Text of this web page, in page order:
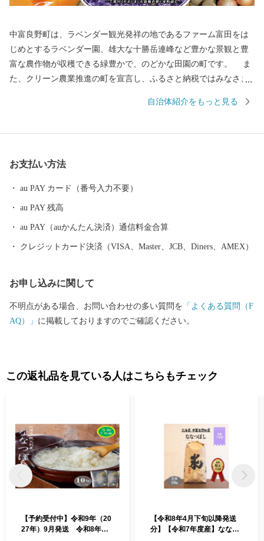
中富良野町は、ラベンダー観光発祥の地であるファーム富田をは
じめとするラベンダー園、雄大な十勝岳連峰など豊かな景観と豊
富な農作物が収穫できる緑豊かで、のどかな田園の町です。 ま
た、クリーン農業推進の町を宣言し、ふるさと納税ではみなさま
いりました。夏は寒暖差が激しく、糖度の高いメロン、湿度が低
義務教育9年間をひとまとまりとして捉え、指導の一貫性や学びの
事を始められる人を目指す『Nプロジェクト』に取り組んでいま
す。 そして、「農業と観光の推進」です。中富良野駅前に観光
拠点施設を整備し、季節型・通過型観光からの脱却、町の産業と
す。 また、自然と景観に恵まれている北星山（ほくせいやま）
展、女性の輝く社会の推進、子育て支援、子どもたちの夢をかな
自治体紹介をもっと見る
お支払い方法
au PAY カード（番号入力不要）
au PAY 残高
au PAY（auかんたん決済）通信料金合算
クレジットカード決済（VISA、Master、JCB、Diners、AMEX）
お申し込みに関して
不明点がある場合、お問い合わせの多い質問を 「よくある質問（F
AQ）」 に掲載しておりますのでご確認ください。
この返礼品を見ている人はこちらもチェック
【予約受付中】令和9年（20
27年）9月発送 令和8年産
【令和8年4月下旬以降発送
分】【令和7年度産】ななつ